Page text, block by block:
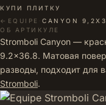
КУПИ ПЛИТКУ
← EQUIPE · CANYON
ОБ АРТИКУЛЕ
Stromboli Canyon —
9.2×36.8. Матовая
разводы, подходит для
Stromboli.